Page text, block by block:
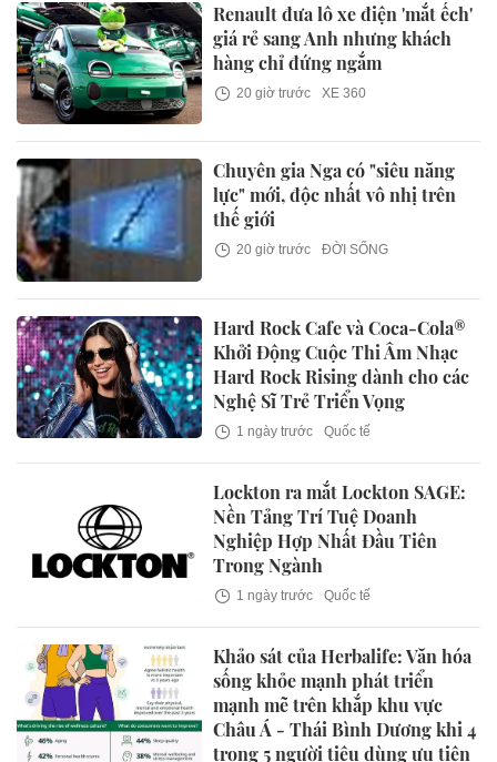
Renault đưa lô xe điện 'mắt ếch'
giá rẻ sang Anh nhưng khách
hàng chỉ đứng ngắm
20 giờ trước XE 360
Chuyên gia Nga có "siêu năng
lực" mới, độc nhất vô nhị trên
thế giới
20 giờ trước ĐỜI SỐNG
Hard Rock Cafe và Coca-Cola®
Khởi Động Cuộc Thi Âm Nhạc
Hard Rock Rising dành cho các
Nghệ Sĩ Trẻ Triển Vọng
1 ngày trước Quốc tế
Lockton ra mắt Lockton SAGE:
Nền Tảng Trí Tuệ Doanh
Nghiệp Hợp Nhất Đầu Tiên
Trong Ngành
1 ngày trước Quốc tế
Khảo sát của Herbalife: Văn hóa
sống khỏe mạnh phát triển
mạnh mẽ trên khắp khu vực
Châu Á - Thái Bình Dương khi 4
trong 5 người tiêu dùng ưu tiên